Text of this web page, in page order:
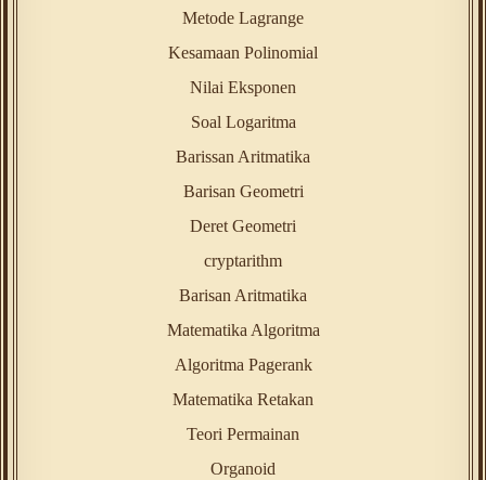
Metode Lagrange
Kesamaan Polinomial
Nilai Eksponen
Soal Logaritma
Barissan Aritmatika
Barisan Geometri
Deret Geometri
cryptarithm
Barisan Aritmatika
Matematika Algoritma
Algoritma Pagerank
Matematika Retakan
Teori Permainan
Organoid